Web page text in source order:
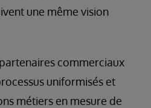
une même vision
commerciaux
uniformisés et
métiers en mesure de